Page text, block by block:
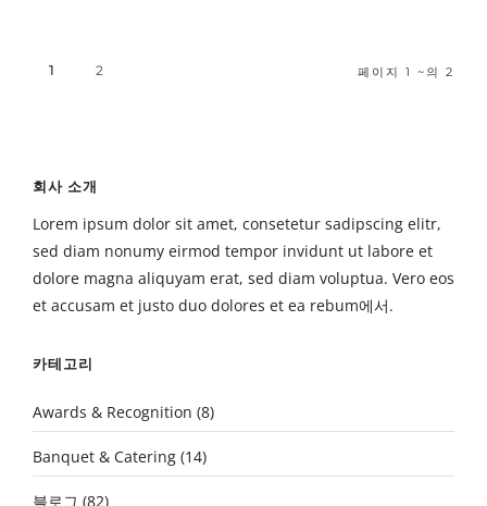
1 2 페이지 1 ~의 2
회사 소개
Lorem ipsum dolor sit amet, consetetur sadipscing elitr,
sed diam nonumy eirmod tempor invidunt ut labore et
dolore magna aliquyam erat, sed diam voluptua. Vero eos
et accusam et justo duo dolores et ea rebum에서.
카테고리
Awards & Recognition (8)
Banquet & Catering (14)
블로그 (82)